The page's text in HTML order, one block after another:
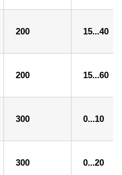
200 15...40
200 15...60
300 0...10
300 0...20